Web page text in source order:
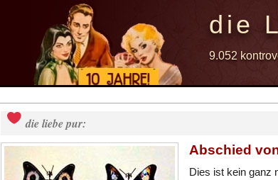
die
9.052
die liebe pur:
Abschied
Dies ist kein ganz